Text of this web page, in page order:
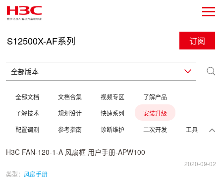
S12500X-AF系列 订阅
全部文档 文档合集 视频专区
了解产品
了解技术
规划设计 快速系列
安装升级
配置调测
参考指南 诊断维护 二次开发 工具
H3C FAN-120-1-A 风扇框 用户手册-APW100
2020-09-02
类型： 风扇手册